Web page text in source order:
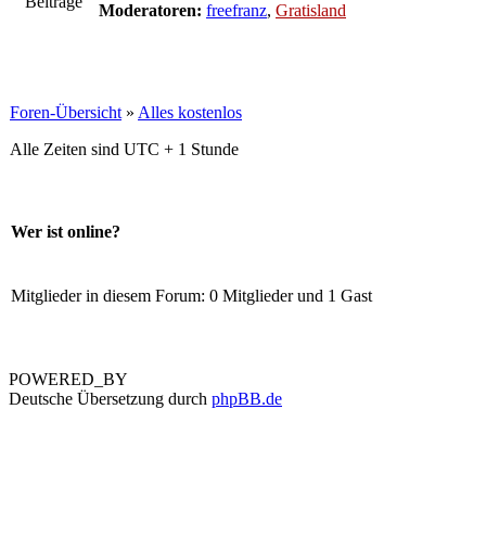
Moderatoren: freefranz, Gratisland
Foren-Übersicht » Alles kostenlos
Alle Zeiten sind UTC + 1 Stunde
Wer ist online?
Mitglieder in diesem Forum: 0 Mitglieder und 1 Gast
POWERED_BY
Deutsche Übersetzung durch phpBB.de